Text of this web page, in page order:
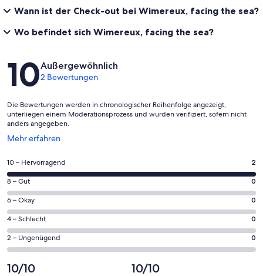
Wann ist der Check-out bei Wimereux, facing the sea?
Wo befindet sich Wimereux, facing the sea?
Bewertungen
10Außergewöhnlich
2 Bewertungen
Die Bewertungen werden in chronologischer Reihenfolge angezeigt,
unterliegen einem Moderationsprozess und wurden verifiziert, sofern nicht
anders angegeben.
Mehr erfahren
Wird
einem
neuen
Fenster
geöffnet
2
von
insgesamt
2
Gästebewertungen
haben
eine
Bewertung
von
10 – Hervorragend 2
0
von
insgesamt
2
Gästebewertungen
haben
Bewertung
8 – Gut 0
0
von
insgesamt
2
Gästebewertungen
haben
6 – Okay 0
0
von
insgesamt
Gästebewertungen
4 – Schlecht 0
0
von
insgesamt
2 – Ungenügend 0
10/10 10/10